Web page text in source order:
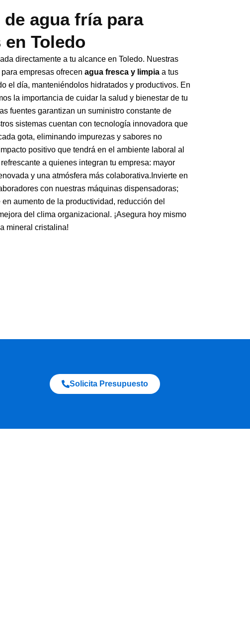
de agua fría para
Toledo
directamente a tu alcance en Toledo. Nuestras
empresas ofrecen agua fresca y limpia a tus
el día, manteniéndolos hidratados y productivos. En
la importancia de cuidar la salud y bienestar de tu
fuentes garantizan un suministro constante de
sistemas cuentan con tecnología innovadora que
gota, eliminando impurezas y sabores no
positivo que tendrá en el ambiente laboral al
a quienes integran tu empresa: mayor
y una atmósfera más colaborativa.Invierte en
con nuestras máquinas dispensadoras;
aumento de la productividad, reducción del
del clima organizacional. ¡Asegura hoy mismo
mineral cristalina!
Solicita Presupuesto